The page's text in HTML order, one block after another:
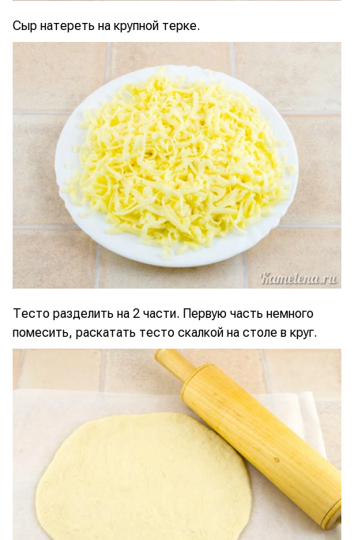
Сыр натереть на крупной терке.
Тесто разделить на 2 части. Первую часть немного
помесить, раскатать тесто скалкой на столе в круг.